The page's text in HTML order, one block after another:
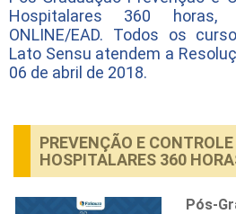
Hospitalares 360
ONLINE/EAD. Todos os
Lato Sensu atendem a
06 de abril de 2018.
PREVENÇÃO E
HOSPITALARES 360
Pós-